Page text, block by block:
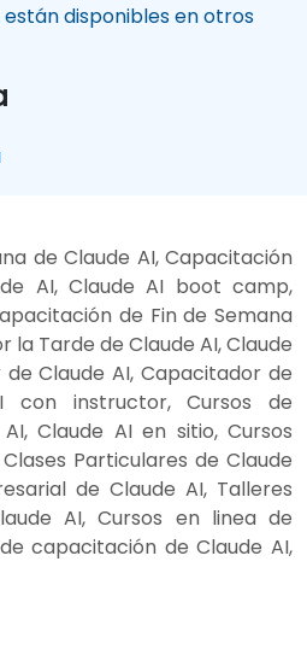
disponibles en otros
de Claude AI, Capacitación
AI, Claude AI boot camp,
de Fin de Semana
la Tarde de Claude AI, Claude
Claude AI, Capacitador de
con instructor, Cursos de
Claude AI en sitio, Cursos
Particulares de Claude
de Claude AI, Talleres
AI, Cursos en linea de
capacitación de Claude AI,